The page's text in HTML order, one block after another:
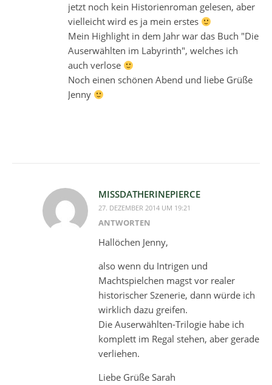
jetzt noch kein Historienroman gelesen, aber
vielleicht wird es ja mein erstes
Mein Highlight in dem Jahr war das Buch "Die
Auserwählten im Labyrinth", welches ich
auch verlose
Noch einen schönen Abend und liebe Grüße
Jenny
MISSDATHERINEPIERCE
27. DEZEMBER 2014 UM 19:21
ANTWORTEN
Hallöchen Jenny,
also wenn du Intrigen und
Machtspielchen magst vor realer
historischer Szenerie, dann würde ich
wirklich dazu greifen.
Die Auserwählten-Trilogie habe ich
komplett im Regal stehen, aber gerade
verliehen.
Liebe Grüße Sarah